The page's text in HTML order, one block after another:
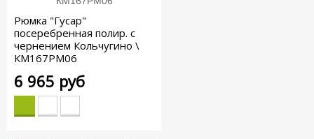
Рюмка "Гусар"
посеребренная полир. с
чернением Кольчугино \
КМ167РМ06
6 965 руб